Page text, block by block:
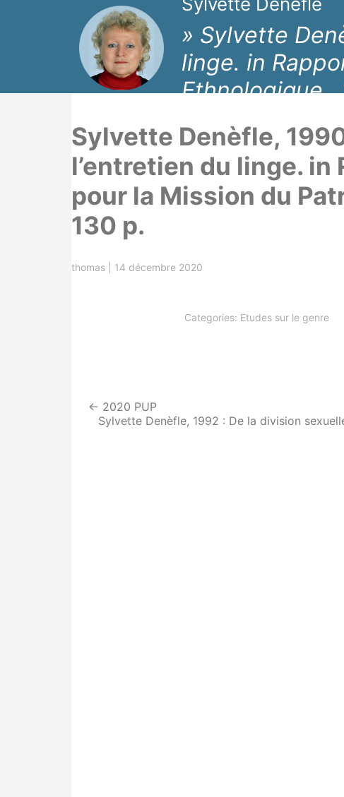
» Sylvette
linge. in
Ethnologique,,
Sylvette Denèfle,
l’entretien du linge.
pour la Mission du
130 p.
thomas 14 décembre 2020
Categories: Etudes sur le genre
de
← 2020 PUP
Sylvette Denèfle, 1992 : De la division